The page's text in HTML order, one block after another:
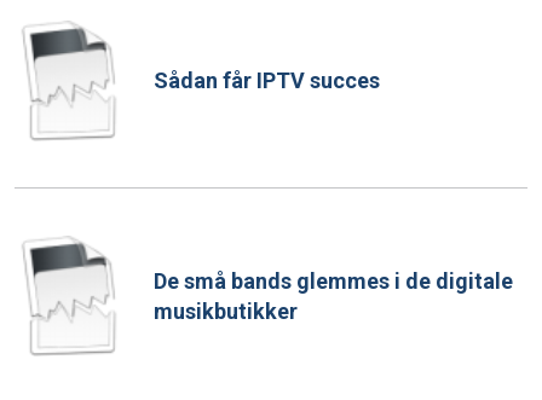
Sådan får IPTV succes
De små bands glemmes i de digitale
musikbutikker